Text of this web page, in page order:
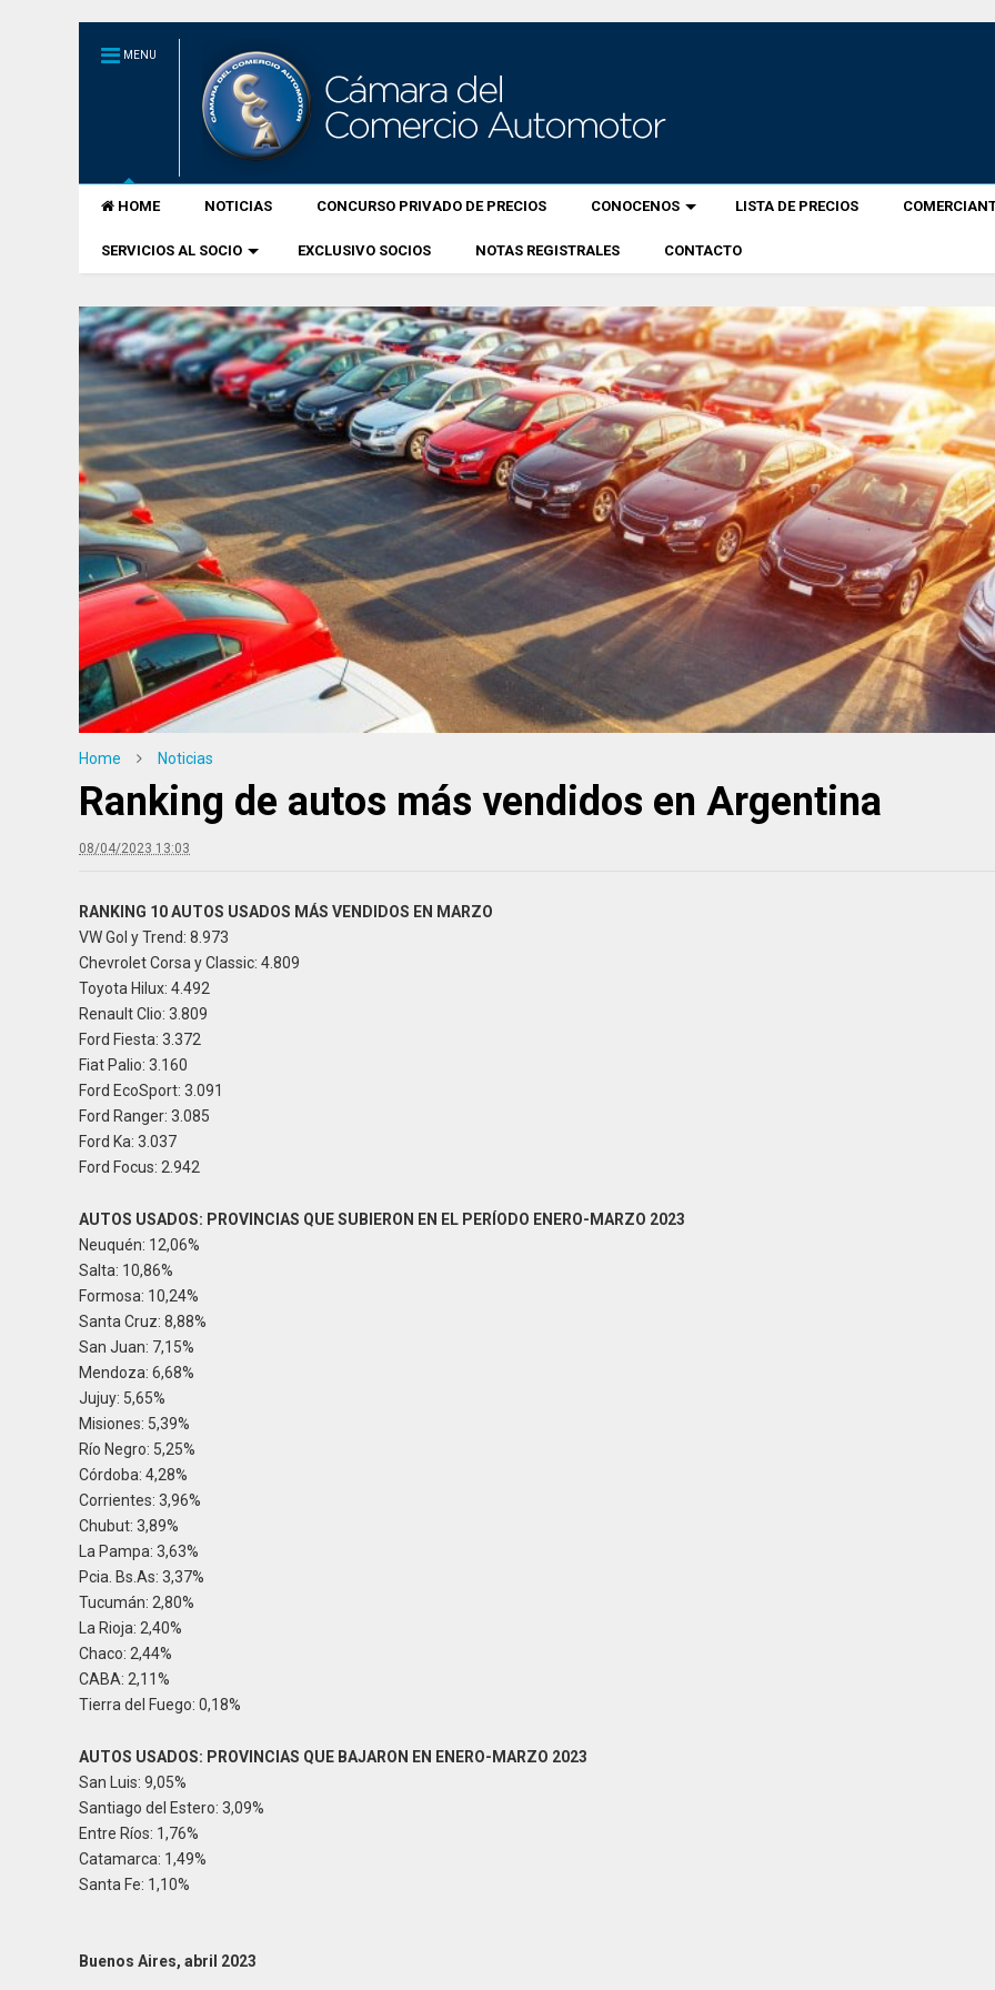
MENU
HOME NOTICIAS CONCURSO PRIVADO DE PRECIOS CONOCENOS LISTA DE PRECIOS
SERVICIOS AL SOCIO EXCLUSIVO SOCIOS NOTAS REGISTRALES CONTACTO
Home Noticias
Ranking de autos más vendidos en Argentina
08/04/2023 13:03
RANKING 10 AUTOS USADOS MÁS VENDIDOS EN MARZO
VW Gol y Trend: 8.973
Chevrolet Corsa y Classic: 4.809
Toyota Hilux: 4.492
Renault Clio: 3.809
Ford Fiesta: 3.372
Fiat Palio: 3.160
Ford EcoSport: 3.091
Ford Ranger: 3.085
Ford Ka: 3.037
Ford Focus: 2.942
AUTOS USADOS: PROVINCIAS QUE SUBIERON EN EL PERÍODO ENERO-MARZO 2023
Neuquén: 12,06%
Salta: 10,86%
Formosa: 10,24%
Santa Cruz: 8,88%
San Juan: 7,15%
Mendoza: 6,68%
Jujuy: 5,65%
Misiones: 5,39%
Río Negro: 5,25%
Córdoba: 4,28%
Corrientes: 3,96%
Chubut: 3,89%
La Pampa: 3,63%
Pcia. Bs.As: 3,37%
Tucumán: 2,80%
La Rioja: 2,40%
Chaco: 2,44%
CABA: 2,11%
Tierra del Fuego: 0,18%
AUTOS USADOS: PROVINCIAS QUE BAJARON EN ENERO-MARZO 2023
San Luis: 9,05%
Santiago del Estero: 3,09%
Entre Ríos: 1,76%
Catamarca: 1,49%
Santa Fe: 1,10%
Buenos Aires, abril 2023
Salir del país con tu
y
2026
27/07/2026